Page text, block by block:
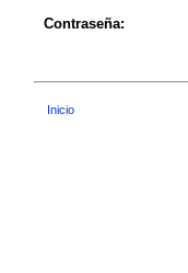
Contraseña:
Inicio